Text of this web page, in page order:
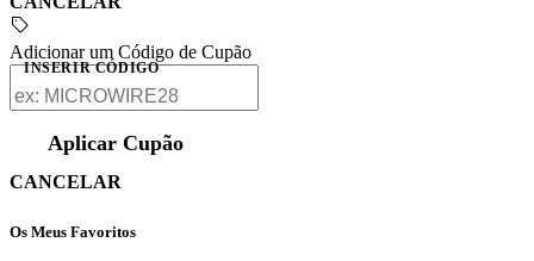
Adicionar um Código de Cupão
INSERIR CÓDIGO
Aplicar Cupão
CANCELAR
Os Meus Favoritos